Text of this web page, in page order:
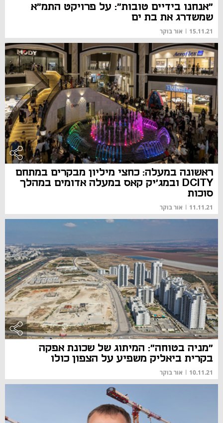
"אנחנו בידיים טובות": על פרויקט התמ"א
שמשדרג את בת ים
15.11.21
| אור בוקר
ראשונה במעלה: כחצי מיליון מבקרים במתחם
DCITY ובמג'יק קאס במעלה אדומים במהלך
סוכות
11.11.21
| אור בוקר
"מניה בטוחה": המיתוג של שכונת אפקה
בקרית ביאליק משפיע על הצפון כולו
10.11.21
| אור בוקר